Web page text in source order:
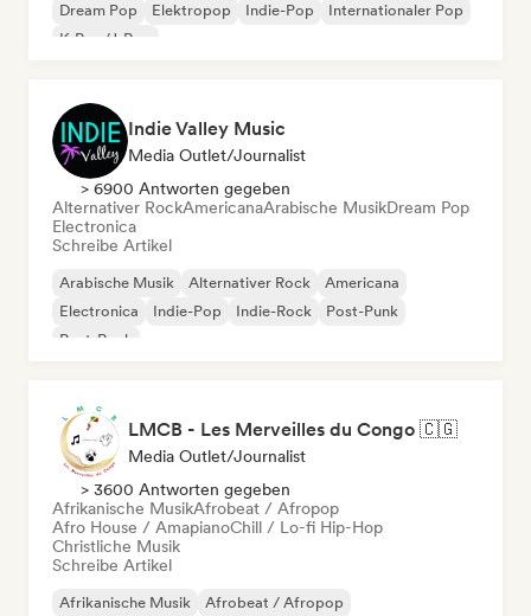
Dream Pop
Elektropop Indie-Pop
Internationaler Pop
K-Pop/J-Pop
Indie Valley Music
Media Outlet/Journalist
> 6900 Antworten gegeben
Alternativer RockAmericanaArabische MusikDream Pop
Electronica
Schreibe Artikel
Arabische Musik Alternativer Rock
Americana
Electronica
Indie-Pop Indie-Rock
Post-Punk
Post-Rock
LMCB - Les Merveilles du Congo 🇨🇬
Media Outlet/Journalist
> 3600 Antworten gegeben
Afrikanische MusikAfrobeat / Afropop
Afro House / AmapianoChill / Lo-fi Hip-Hop
Christliche Musik
Schreibe Artikel
Afrikanische Musik Afrobeat / Afropop